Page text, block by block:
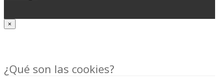
×
¿Qué son las cookies?